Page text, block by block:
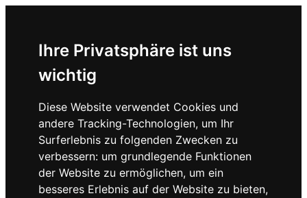
Ihre Privatsphäre ist uns
wichtig
Diese Website verwendet Cookies und
andere Tracking-Technologien, um Ihr
Surferlebnis zu folgenden Zwecken zu
verbessern: um grundlegende Funktionen
der Website zu ermöglichen, um ein
besseres Erlebnis auf der Website zu bieten,